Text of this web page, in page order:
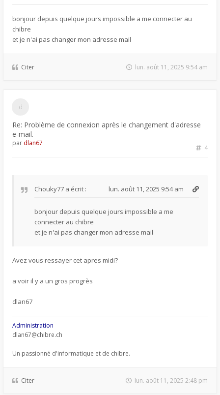
bonjour depuis quelque jours impossible a me connecter au
chibre
et je n'ai pas changer mon adresse mail
Citer lun. août 11, 2025 9:54 am
Re: Problème de connexion après le changement d'adresse
e-mail.
4
par dlan67
Chouky77 a écrit : lun. août 11, 2025 9:54 am
bonjour depuis quelque jours impossible a me
connecter au chibre
et je n'ai pas changer mon adresse mail
Avez vous ressayer cet apres midi?
a voir il y a un gros progrès
dlan67
Administration
dlan67@chibre.ch
Un passionné d'informatique et de chibre.
Citer lun. août 11, 2025 2:48 pm